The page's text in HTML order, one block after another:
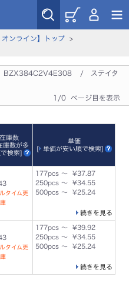
ンライン】トップ>
BZX384C2V4E308
/ ステイタ
1/0 ページ目を表示
在庫数
庫数が多
で検索]
単価
[
単価が安い順で検索]
タイム更
177pcs ～ ¥37.87
250pcs ～ ¥34.55
500pcs ～ ¥25.24
続きを見る
タイム更
177pcs ～ ¥39.92
250pcs ～ ¥34.55
500pcs ～ ¥25.24
続きを見る